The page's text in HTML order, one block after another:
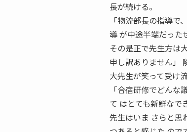
長が続ける。
「物流部長の指導
導 が中途半端だった
その是正で先生方は
申し訳ありません」
大先生が笑って受け
「合宿研修でどん
て はとても新鮮なで
先生はいま さらと思